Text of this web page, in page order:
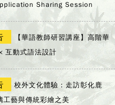
Sharing Session
【華語教師研習講座】高階華
互動式語法設計
校外文化體驗：走訪彰化鹿
工藝與傳統彩繪之美